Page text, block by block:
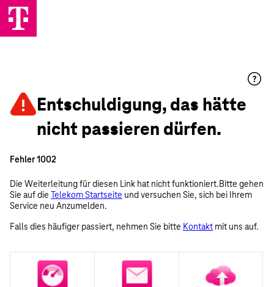
Entschuldigung, das hätte
nicht passieren dürfen.
Fehler 1002
Die Weiterleitung für diesen Link hat nicht funktioniert.Bitte gehen
Sie auf die Telekom Startseite und versuchen Sie, sich bei Ihrem
Service neu Anzumelden.
Falls dies häufiger passiert, nehmen Sie bitte Kontakt mit uns auf.